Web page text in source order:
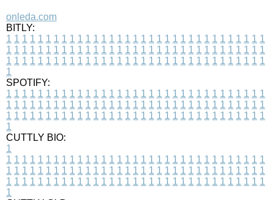
onleda.com
BITLY:
1 1 1 1 1 1 1 1 1 1 1 1 1 1 1 1 1 1 1 1 1 1 1 1 1 1 1 1 1 1 1 1 1
1 1 1 1 1 1 1 1 1 1 1 1 1 1 1 1 1 1 1 1 1 1 1 1 1 1 1 1 1 1 1 1 1
1 1 1 1 1 1 1 1 1 1 1 1 1 1 1 1 1 1 1 1 1 1 1 1 1 1 1 1 1 1 1 1 1
1
SPOTIFY:
1 1 1 1 1 1 1 1 1 1 1 1 1 1 1 1 1 1 1 1 1 1 1 1 1 1 1 1 1 1 1 1 1
1 1 1 1 1 1 1 1 1 1 1 1 1 1 1 1 1 1 1 1 1 1 1 1 1 1 1 1 1 1 1 1 1
1 1 1 1 1 1 1 1 1 1 1 1 1 1 1 1 1 1 1 1 1 1 1 1 1 1 1 1 1 1 1 1 1
1
CUTTLY BIO:
1
1 1 1 1 1 1 1 1 1 1 1 1 1 1 1 1 1 1 1 1 1 1 1 1 1 1 1 1 1 1 1 1 1
1 1 1 1 1 1 1 1 1 1 1 1 1 1 1 1 1 1 1 1 1 1 1 1 1 1 1 1 1 1 1 1 1
1 1 1 1 1 1 1 1 1 1 1 1 1 1 1 1 1 1 1 1 1 1 1 1 1 1 1 1 1 1 1 1 1
1